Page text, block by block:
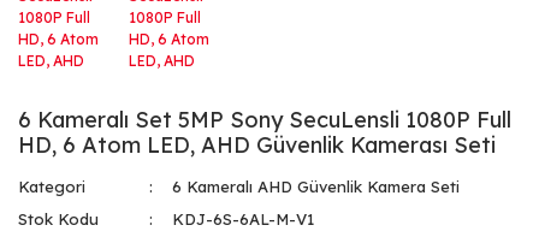
6 Kameralı Set 5MP Sony SecuLensli 1080P Full
HD, 6 Atom LED, AHD Güvenlik Kamerası Seti
Kategori
6 Kameralı AHD Güvenlik Kamera Seti
Stok Kodu
KDJ-6S-6AL-M-V1